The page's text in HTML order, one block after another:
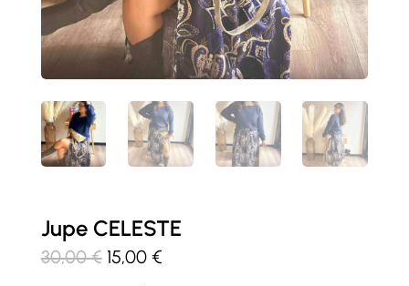
Jupe CELESTE
30,00€ Le
15,00 €Le